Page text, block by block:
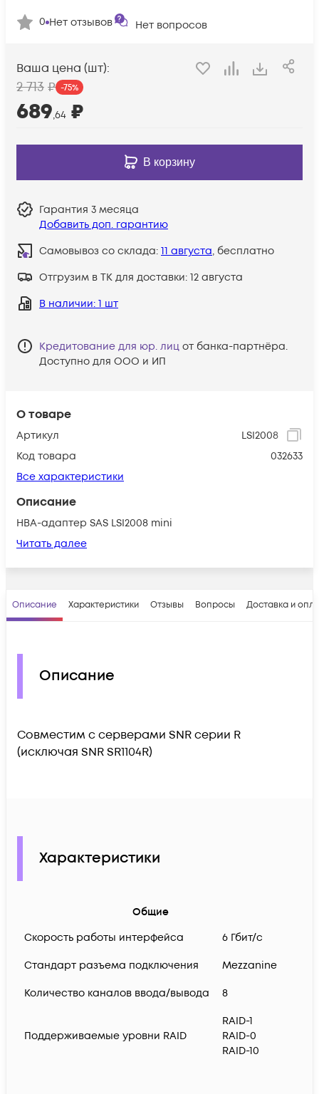
О товаре
Артикул
LSI2008
Код товара
032633
Все характеристики
Описание
HBA-адаптер SAS LSI2008 mini
Читать далее
0 Нет отзывов Нет вопросов
Ваша цена (шт):
2 713 ₽ -75%
689,64 ₽
В корзину
Гарантия 3 месяца
Добавить доп. гарантию
Самовывоз со склада: 11 августа, бесплатно
Отгрузим в ТК для доставки: 12 августа
В наличии: 1 шт
Кредитование для юр. лиц от банка-партнёра.
Доступно для ООО и ИП
Описание Характеристики Отзывы Вопросы Доставка и
Описание
Совместим с серверами SNR серии R
(исключая SNR SR1104R)
Характеристики
Общие
Скорость работы интерфейса
6 Гбит/с
Стандарт разъема подключения Mezzanine
Количество каналов ввода/вывода 8
Поддерживаемые уровни RAID
RAID-1
RAID-0
RAID-10